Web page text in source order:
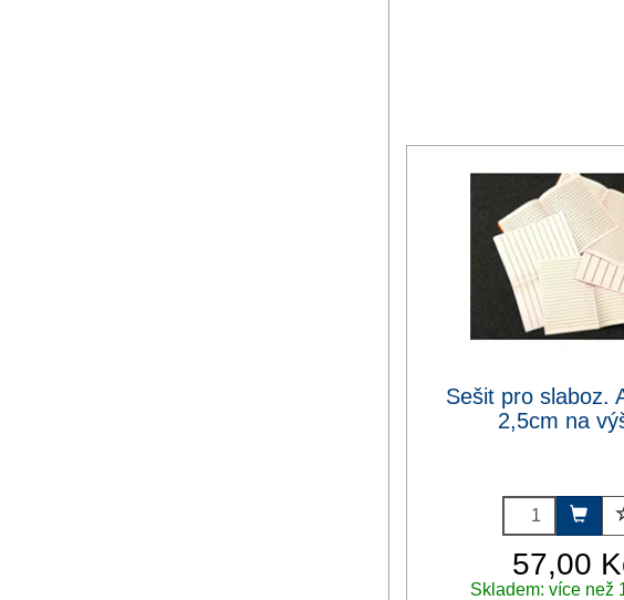
Sešit pro slaboz.
2,5cm na
57,00
Skladem: více než